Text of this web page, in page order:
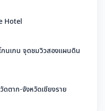
Hotel
องแผนดิน
ดตาก-จังหวัดเชียงราย